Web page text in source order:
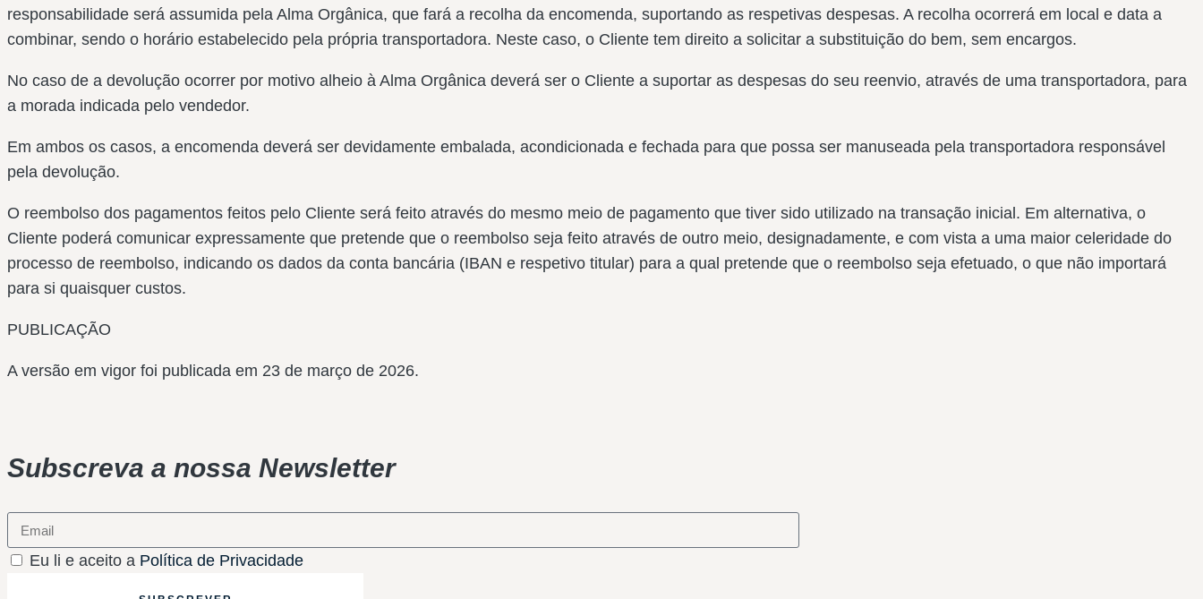
responsabilidade será assumida pela Alma Orgânica, que fará a recolha da encomenda, suportando as respetivas despesas. A recolha ocorrerá em local e data a
combinar, sendo o horário estabelecido pela própria transportadora. Neste caso, o Cliente tem direito a solicitar a substituição do bem, sem encargos.
No caso de a devolução ocorrer por motivo alheio à Alma Orgânica deverá ser o Cliente a suportar as despesas do seu reenvio, através de uma transportadora, para
a morada indicada pelo vendedor.
Em ambos os casos, a encomenda deverá ser devidamente embalada, acondicionada e fechada para que possa ser manuseada pela transportadora responsável
pela devolução.
O reembolso dos pagamentos feitos pelo Cliente será feito através do mesmo meio de pagamento que tiver sido utilizado na transação inicial. Em alternativa, o
Cliente poderá comunicar expressamente que pretende que o reembolso seja feito através de outro meio, designadamente, e com vista a uma maior celeridade do
processo de reembolso, indicando os dados da conta bancária (IBAN e respetivo titular) para a qual pretende que o reembolso seja efetuado, o que não importará
para si quaisquer custos.
PUBLICAÇÃO
A versão em vigor foi publicada em 23 de março de 2026.
Subscreva a nossa Newsletter
Eu li e aceito a Política de Privacidade